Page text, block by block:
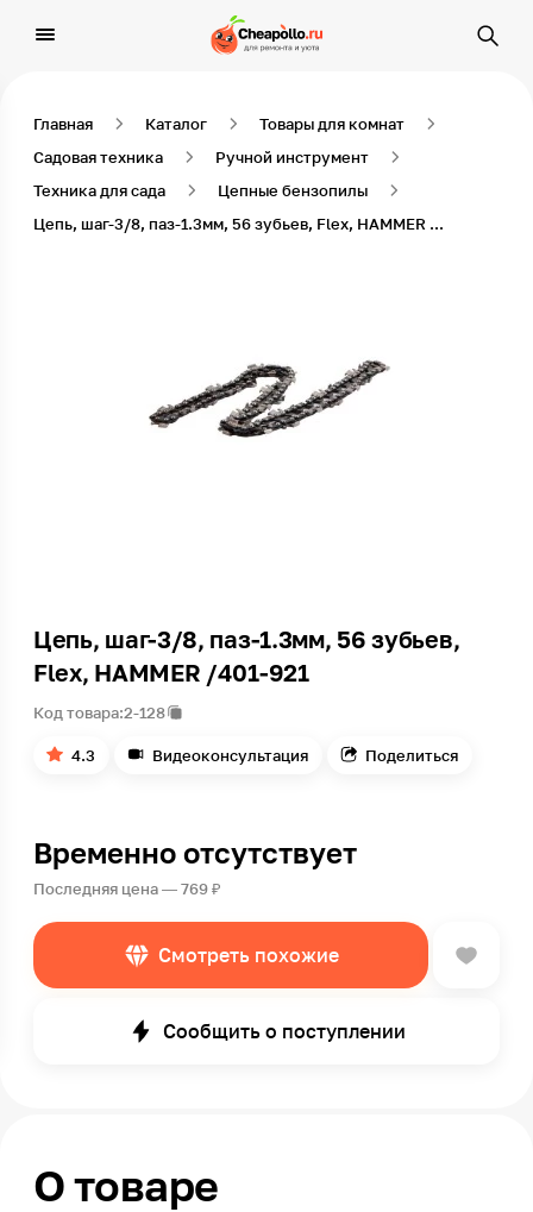
Главная Каталог
Товары для комнат
Садовая техника
Ручной инструмент
Техника для сада
Цепные бензопилы
Цепь, шаг-3/8, паз-1.3мм, 56 зубьев, Flex, HAMMER /401-921
Цепь, шаг-3/8, паз-1.3мм, 56 зубьев,
Flex, HAMMER /401-921
Код товара:2-128
4.3 Видеоконсультация Поделиться
Временно отсутствует
Последняя цена — 769 ₽
Смотреть похожие
Сообщить о поступлении
О товаре